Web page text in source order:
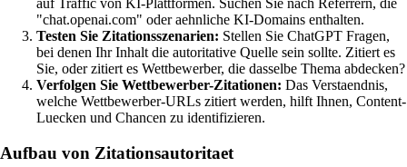
auf Traffic von KI-Plattformen. Suchen Sie nach Referrern, die
"chat.openai.com" oder aehnliche KI-Domains enthalten.
Testen Sie Zitationsszenarien: Stellen Sie ChatGPT Fragen,
bei denen Ihr Inhalt die autoritative Quelle sein sollte. Zitiert es
Sie, oder zitiert es Wettbewerber, die dasselbe Thema abdecken?
Verfolgen Sie Wettbewerber-Zitationen: Das Verstaendnis,
welche Wettbewerber-URLs zitiert werden, hilft Ihnen, Content-
Luecken und Chancen zu identifizieren.
Aufbau von Zitationsautoritaet